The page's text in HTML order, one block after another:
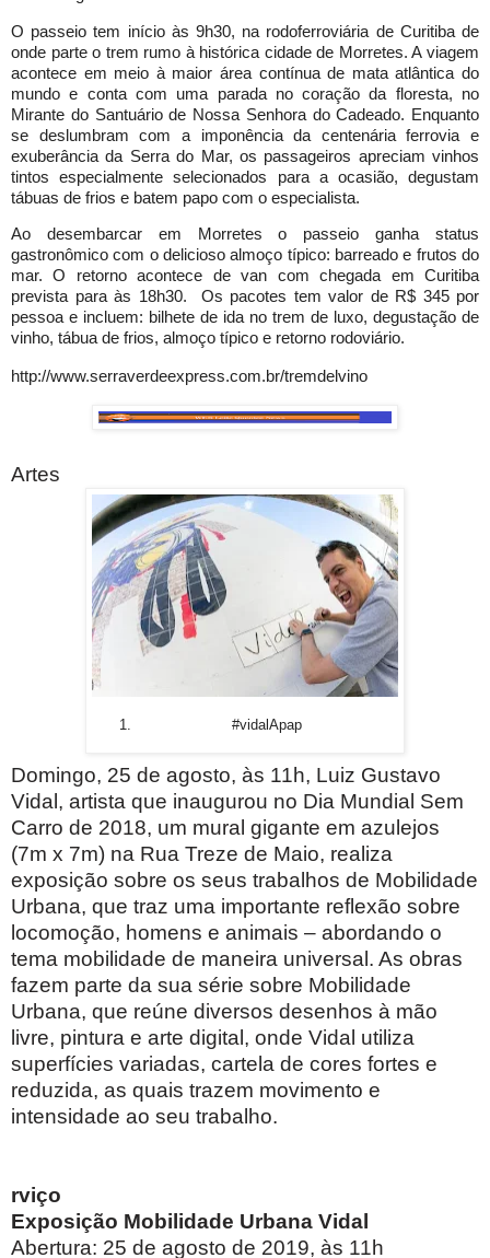
O passeio tem início às 9h30, na rodoferroviária de Curitiba de
onde parte o trem rumo à histórica cidade de Morretes. A viagem
acontece em meio à maior área contínua de mata atlântica do
mundo e conta com uma parada no coração da floresta, no
Mirante do Santuário de Nossa Senhora do Cadeado. Enquanto
se deslumbram com a imponência da centenária ferrovia e
exuberância da Serra do Mar, os passageiros apreciam vinhos
tintos especialmente selecionados para a ocasião, degustam
tábuas de frios e batem papo com o especialista.
Ao desembarcar em Morretes o passeio ganha status
gastronômico com o delicioso almoço típico: barreado e frutos do
mar. O retorno acontece de van com chegada em Curitiba
prevista para às 18h30. Os pacotes tem valor de R$ 345 por
pessoa e incluem: bilhete de ida no trem de luxo, degustação de
vinho, tábua de frios, almoço típico e retorno rodoviário.
http://www.serraverdeexpress.com.br/tremdelvino
Artes
#vidalApap
Domingo, 25 de agosto, às 11h, Luiz Gustavo
Vidal, artista que inaugurou no Dia Mundial Sem
Carro de 2018, um mural gigante em azulejos
(7m x 7m) na Rua Treze de Maio, realiza
exposição sobre os seus trabalhos de Mobilidade
Urbana, que traz uma importante reflexão sobre
locomoção, homens e animais – abordando o
tema mobilidade de maneira universal. As obras
fazem parte da sua série sobre Mobilidade
Urbana, que reúne diversos desenhos à mão
livre, pintura e arte digital, onde Vidal utiliza
superfícies variadas, cartela de cores fortes e
reduzida, as quais trazem movimento e
intensidade ao seu trabalho.
rviço
Exposição Mobilidade Urbana Vidal
Abertura: 25 de agosto de 2019, às 11h